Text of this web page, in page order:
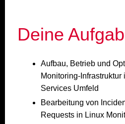
Deine
Aufbau, Betrieb und
Monitoring-Infrastruktur
Services Umfeld
Bearbeitung von
Requests in Linux